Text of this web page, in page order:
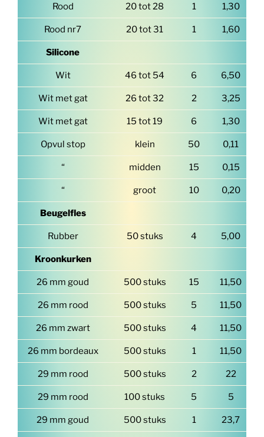
Rood 20 tot 28 1 1,30
Rood nr7 20 tot 31 1 1,60
Silicone
Wit 46 tot 54 6 6,50
Wit met gat 26 tot 32 2 3,25
Wit met gat 15 tot 19 6 1,30
Opvul stop klein 50 0,11
“ midden 15 0,15
“ groot 10 0,20
Beugelfles
Rubber 50 stuks 4 5,00
Kroonkurken
26 mm goud 500 stuks 15 11,50
26 mm rood 500 stuks 5 11,50
26 mm zwart 500 stuks 4 11,50
26 mm bordeaux 500 stuks 1 11,50
29 mm rood 500 stuks 2 22
29 mm rood 100 stuks 5 5
29 mm goud 500 stuks 1 23,7